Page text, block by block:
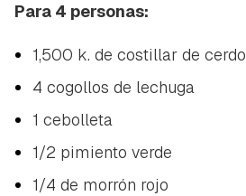
Para 4 personas:
1,500 k. de costillar de cerdo
4 cogollos de lechuga
1 cebolleta
1/2 pimiento verde
1/4 de morrón rojo